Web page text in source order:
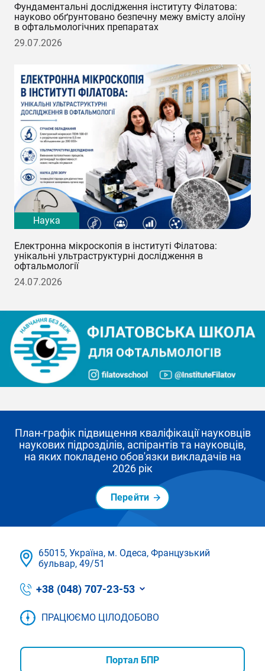
Фундаментальні дослідження інституту Філатова:
науково обґрунтовано безпечну межу вмісту алоїну
в офтальмологічних препаратах
29.07.2026
Наука
Електронна мікроскопія в інституті Філатова:
унікальні ультраструктурні дослідження в
офтальмології
24.07.2026
План-графік підвищення кваліфікації науковців
наукових підрозділів, аспірантів та науковців,
на яких покладено обов'язки викладачів на
2026 рік
Перейти
65015, Україна, м. Одеса, Французький
бульвар, 49/51
+38 (048) 707-23-53
ПРАЦЮЄМО ЦІЛОДОБОВО
Портал БПР